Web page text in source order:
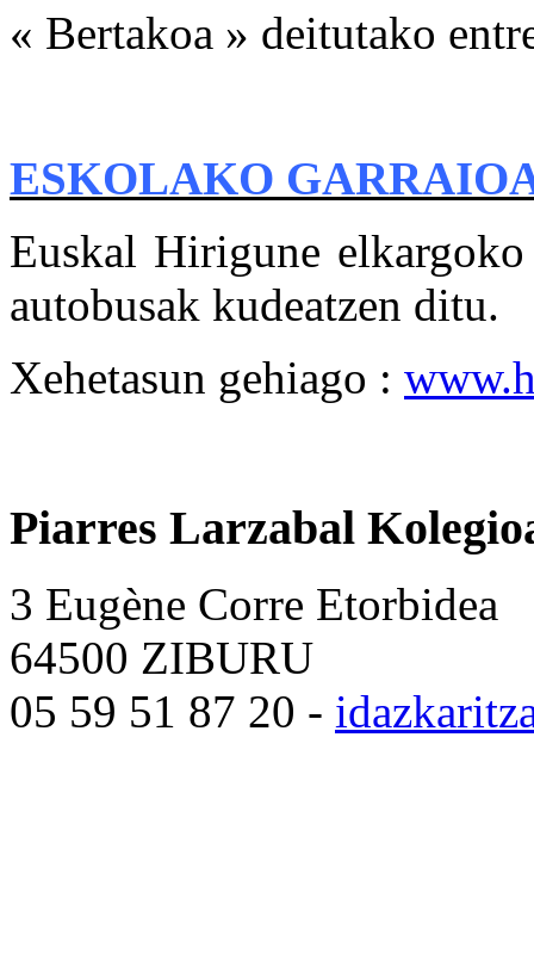
« Bertakoa » deitutako
ESKOLAKO
Euskal Hirigune
autobusak kudeatzen ditu.
Xehetasun gehiago :
Piarres Larzabal
3 Eugène Corre Etorbidea
64500 ZIBURU
05 59 51 87 20 -